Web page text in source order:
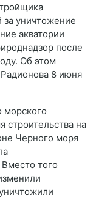
за уничтожение
акватории
после
Об этом
8 июня
морского
строительства на
Черного моря
того